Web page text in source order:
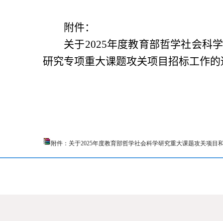
附件：
关于2025年度教育部哲学社会科
研究专项重大课题攻关项目招标工作的
附件：关于2025年度教育部哲学社会科学研究重大课题攻关项